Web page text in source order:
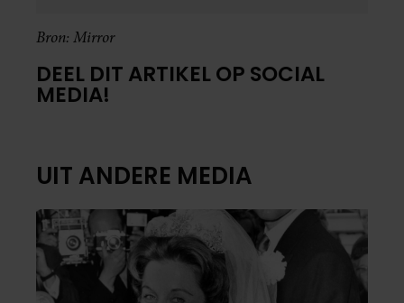
Bron: Mirror
DEEL DIT ARTIKEL OP SOCIAL
MEDIA!
UIT ANDERE MEDIA